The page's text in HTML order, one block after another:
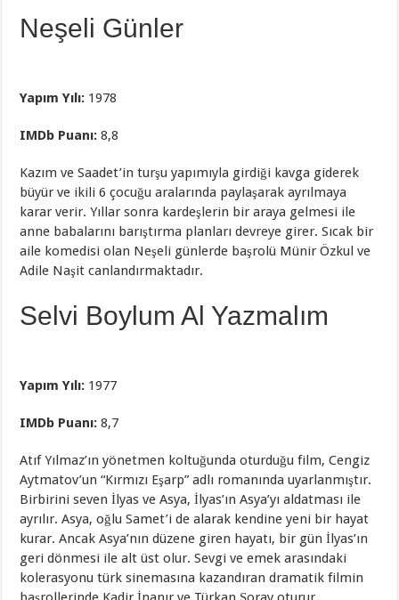
Neşeli Günler
Yapım Yılı: 1978
IMDb Puanı: 8,8
Kazım ve Saadet’in turşu yapımıyla girdiği kavga giderek
büyür ve ikili 6 çocuğu aralarında paylaşarak ayrılmaya
karar verir. Yıllar sonra kardeşlerin bir araya gelmesi ile
anne babalarını barıştırma planları devreye girer. Sıcak bir
aile komedisi olan Neşeli günlerde başrolü Münir Özkul ve
Adile Naşit canlandırmaktadır.
Selvi Boylum Al Yazmalım
Yapım Yılı: 1977
IMDb Puanı: 8,7
Atıf Yılmaz’ın yönetmen koltuğunda oturduğu film, Cengiz
Aytmatov’un “Kırmızı Eşarp” adlı romanında uyarlanmıştır.
Birbirini seven İlyas ve Asya, İlyas’ın Asya’yı aldatması ile
ayrılır. Asya, oğlu Samet’i de alarak kendine yeni bir hayat
kurar. Ancak Asya’nın düzene giren hayatı, bir gün İlyas’ın
geri dönmesi ile alt üst olur. Sevgi ve emek arasındaki
kolerasyonu türk sinemasına kazandıran dramatik filmin